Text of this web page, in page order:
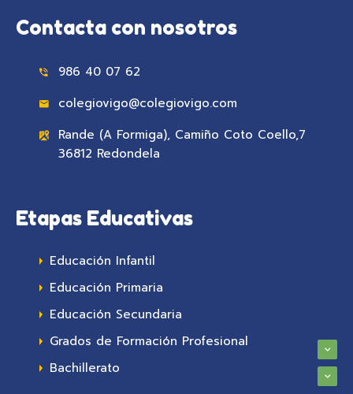
Contacta con nosotros
986 40 07 62
colegiovigo@colegiovigo.com
Rande (A Formiga), Camiño Coto Coello,7
36812 Redondela
Etapas Educativas
Educación Infantil
Educación Primaria
Educación Secundaria
Grados de Formación Profesional
Bachillerato